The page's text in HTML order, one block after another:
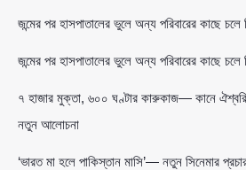
জন্মের পর হাসপাতালের ভুলে অন্য পরিবারের কাছে চলে
জন্মের পর হাসপাতালের ভুলে অন্য পরিবারের কাছে চলে
৭ হাজার মুক্তা, ৬০০ ঘণ্টার কারুকাজ— কানে
নতুন আলোচনা
‘ভারত মা হলে পাকিস্তান মাসি’— নতুন সিনেমার